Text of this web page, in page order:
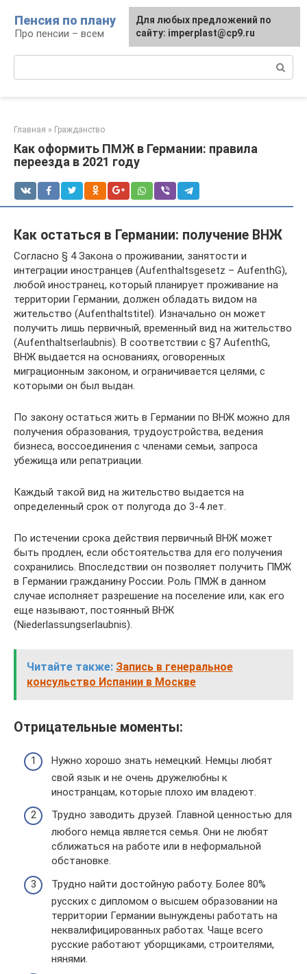
контенту
Пенсия по плану
Про пенсии – всем
Главная » Гражданство
Как оформить ПМЖ в Германии: правила
переезда в 2021 году
Как остаться в Германии: получение ВНЖ
Согласно § 4 Закона о проживании, занятости и
интеграции иностранцев (Aufenthaltsgesetz – AufenthG),
любой иностранец, который планирует проживание на
территории Германии, должен обладать видом на
жительство (Aufenthaltstitel). Изначально он может
получить лишь первичный, временный вид на жительство
(Аufenthaltserlaubnis). В соответствии с §7 AufenthG,
ВНЖ выдается на основаниях, оговоренных
миграционным законом, и ограничивается целями, с
которыми он был выдан.
По закону остаться жить в Германии по ВНЖ можно для
получения образования, трудоустройства, ведения
бизнеса, воссоединения с членами семьи, запроса
убежища или репатриации.
Каждый такой вид на жительство выдается на
определенный срок от полугода до 3-4 лет.
По истечении срока действия первичный ВНЖ может
быть продлен, если обстоятельства для его получения
сохранились. Впоследствии он позволяет получить ПМЖ
в Германии гражданину России. Роль ПМЖ в данном
случае исполняет разрешение на поселение или, как его
еще называют, постоянный ВНЖ
(Niederlassungserlaubnis).
Читайте также: Запись в генеральное
консульство Испании в Москве
Отрицательные моменты:
Нужно хорошо знать немецкий. Немцы любят
свой язык и не очень дружелюбны к
иностранцам, которые плохо им владеют.
Трудно заводить друзей. Главной ценностью для
любого немца является семья. Они не любят
сближаться на работе или в неформальной
обстановке.
Трудно найти достойную работу. Более 80%
русских с дипломом о высшем образовании на
территории Германии вынуждены работать на
неквалифицированных работах. Чаще всего
русские работают уборщиками, строителями,
нянями.
Для любых предложений по
сайту: imperplast@cp9.ru